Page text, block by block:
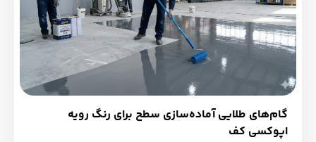
گام‌های طلایی آماده‌سازی سطح برای رنگ رویه
اپوکسی کف